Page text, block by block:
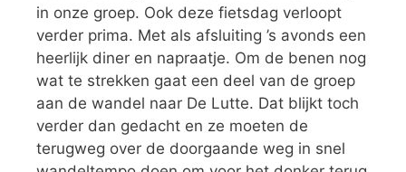
in onze groep. Ook deze fietsdag verloopt
verder prima. Met als afsluiting ’s avonds een
heerlijk diner en napraatje. Om de benen nog
wat te strekken gaat een deel van de groep
aan de wandel naar De Lutte. Dat blijkt toch
verder dan gedacht en ze moeten de
terugweg over de doorgaande weg in snel